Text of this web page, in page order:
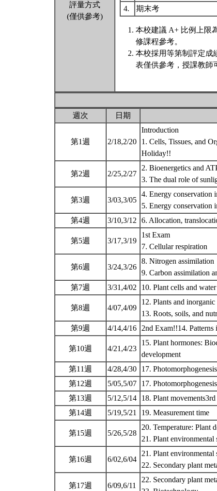
評量方式
(僅供參考)
4.
期末考
本校建議 A+ 比例上限
修課程參考。
本校採用等第制評定成
表僅供參考，授課教師
週次 日期
第1週 2/18,2/20
Introduction
1. Cells, Tissues, and
Holiday!!
第2週 2/25,2/27
2. Bioenergetics and
3. The dual role of
第3週 3/03,3/05
4. Energy conservation
5. Energy conservation
第4週
3/10,3/12 6. Allocation,
第5週 3/17,3/19
1st Exam
7. Cellular respiration
第6週 3/24,3/26
8. Nitrogen assimilation
9. Carbon assimilation
第7週
3/31,4/02 10. Plant cells and
第8週 4/07,4/09
12. Plants and inorganic
13. Roots, soils, and
第9週
4/14,4/16 2nd Exam!!14.
第10週 4/21,4/23
15. Plant hormones:
development
第11週
4/28,4/30
17.
第12週
5/05,5/07
17.
第13週
5/12,5/14
18. Plant
第14週
5/19,5/21 19. Measurement time
第15週 5/26,5/28
20. Temperature: Plant
21. Plant
第16週 6/02,6/04
21. Plant environmental
22. Secondary plant
第17週 6/09,6/11
22. Secondary plant